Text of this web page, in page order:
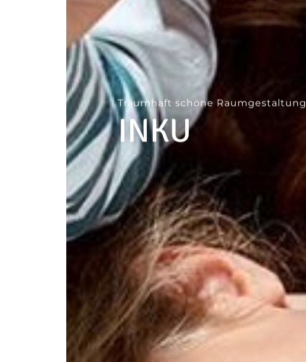
Traumhaft schöne Raumgestaltung
INKU